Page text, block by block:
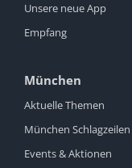
Unsere neue App
Empfang
München
Aktuelle Themen
München Schlagzeilen
Events & Aktionen